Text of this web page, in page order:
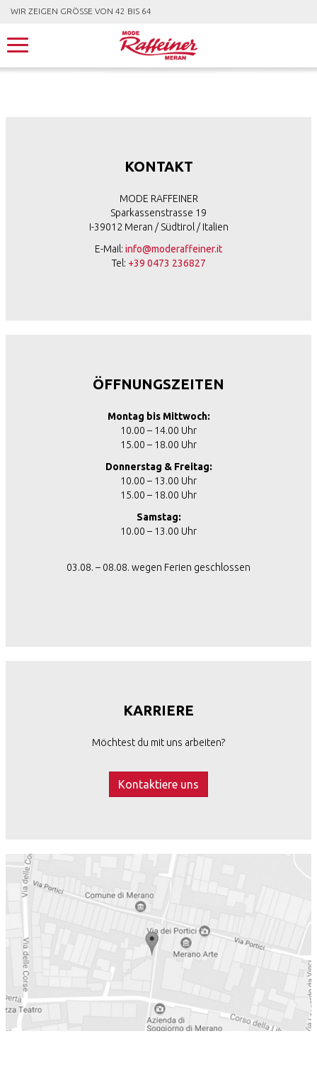
KONTAKT
MODE RAFFEINER
Sparkassenstrasse 19
I-39012 Meran / Südtirol / Italien
E-Mail: info@moderaffeiner.it
Tel: +39 0473 236827
ÖFFNUNGSZEITEN
Montag bis Mittwoch:
10.00 – 14.00 Uhr
15.00 – 18.00 Uhr
Donnerstag & Freitag:
10.00 – 13.00 Uhr
15.00 – 18.00 Uhr
Samstag:
10.00 – 13.00 Uhr
03.08. – 08.08. wegen Ferien geschlossen
KARRIERE
Möchtest du mit uns arbeiten?
Kontaktiere uns
WIR ZEIGEN GRÖSSE VON 42 BIS 64